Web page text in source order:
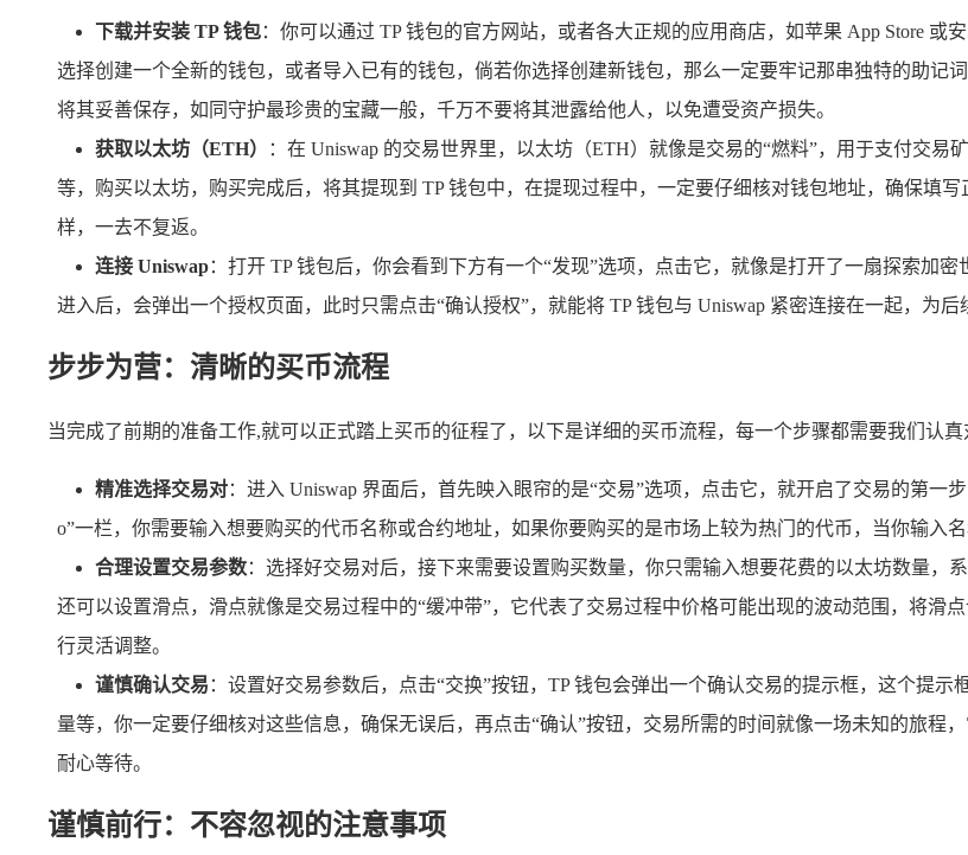
下载并安装 TP 钱包：你可以通过 TP 钱包的官方网站，或者各大正规的应用商店，如苹果 App Store
选择创建一个全新的钱包，或者导入已有的钱包，倘若你选择创建新钱包，那么一定要牢记那串独特的助记
将其妥善保存，如同守护最珍贵的宝藏一般，千万不要将其泄露给他人，以免遭受资产损失。
获取以太坊（ETH）
：在 Uniswap 的交易世界里，以太坊（ETH）就像是交易的“燃料”，用于支付交
等，购买以太坊，购买完成后，将其提现到 TP 钱包中，在提现过程中，一定要仔细核对钱包地址，确保填
样，一去不复返。
连接 Uniswap：打开 TP 钱包后，你会看到下方有一个“发现”选项，点击它，就像是打开了一扇探索加
进入后，会弹出一个授权页面，此时只需点击“确认授权”，就能将 TP 钱包与 Uniswap 紧密连接在一起，为后
步步为营：清晰的买币流程
当完成了前期的准备工作,就可以正式踏上买币的征程了，以下是详细的买币流程，每一个步骤都需要我们认真
精准选择交易对：进入 Uniswap 界面后，首先映入眼帘的是“交易”选项，点击它，就开启了交易的第一
o”一栏，你需要输入想要购买的代币名称或合约地址，如果你要购买的是市场上较为热门的代币，当你输入
合理设置交易参数：选择好交易对后，接下来需要设置购买数量，你只需输入想要花费的以太坊数量
还可以设置滑点，滑点就像是交易过程中的“缓冲带”，它代表了交易过程中价格可能出现的波动范围，将滑
行灵活调整。
谨慎确认交易 ：设置好交易参数后，点击“交换”按钮，TP 钱包会弹出一个确认交易的提示框，这个提
量等，你一定要仔细核对这些信息，确保无误后，再点击“确认”按钮，交易所需的时间就像一场未知的旅程
耐心等待。
谨慎前行：不容忽视的注意事项